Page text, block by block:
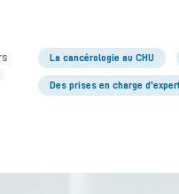
La cancérologie au CHU
Des prises en charge